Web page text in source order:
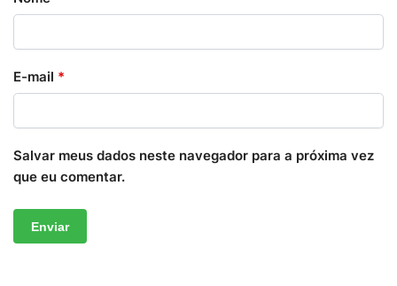
E-mail *
Salvar meus dados neste navegador para a próxima vez
que eu comentar.